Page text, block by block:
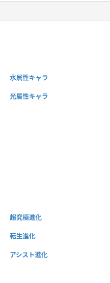
水属性キャラ
光属性キャラ
超究極進化
転生進化
アシスト進化